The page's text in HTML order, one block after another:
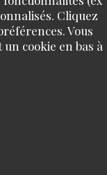
Cliquez
Vous
cookie en bas à